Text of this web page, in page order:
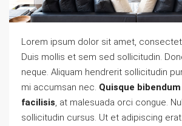
Lorem ipsum dolor sit amet,
Duis mollis et sem sed sollicitudin.
neque. Aliquam hendrerit sollicitudin
mi accumsan nec. Quisque
facilisis, at malesuada orci congue.
sollicitudin cursus. Ut et adipiscing